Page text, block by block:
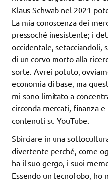
Klaus Schwab nel 2021
La mia conoscenza dei
pressoché inesistente; i
occidentale, setacciandoli,
di un corvo morto alla
sorte. Avrei potuto,
economia di base, ma
mi sono limitato a
circonda mercati, finanza
contenuti su YouTube.
Sbirciare in una
divertente perché, come
ha il suo gergo, i suoi
Essendo un tecnofobo,